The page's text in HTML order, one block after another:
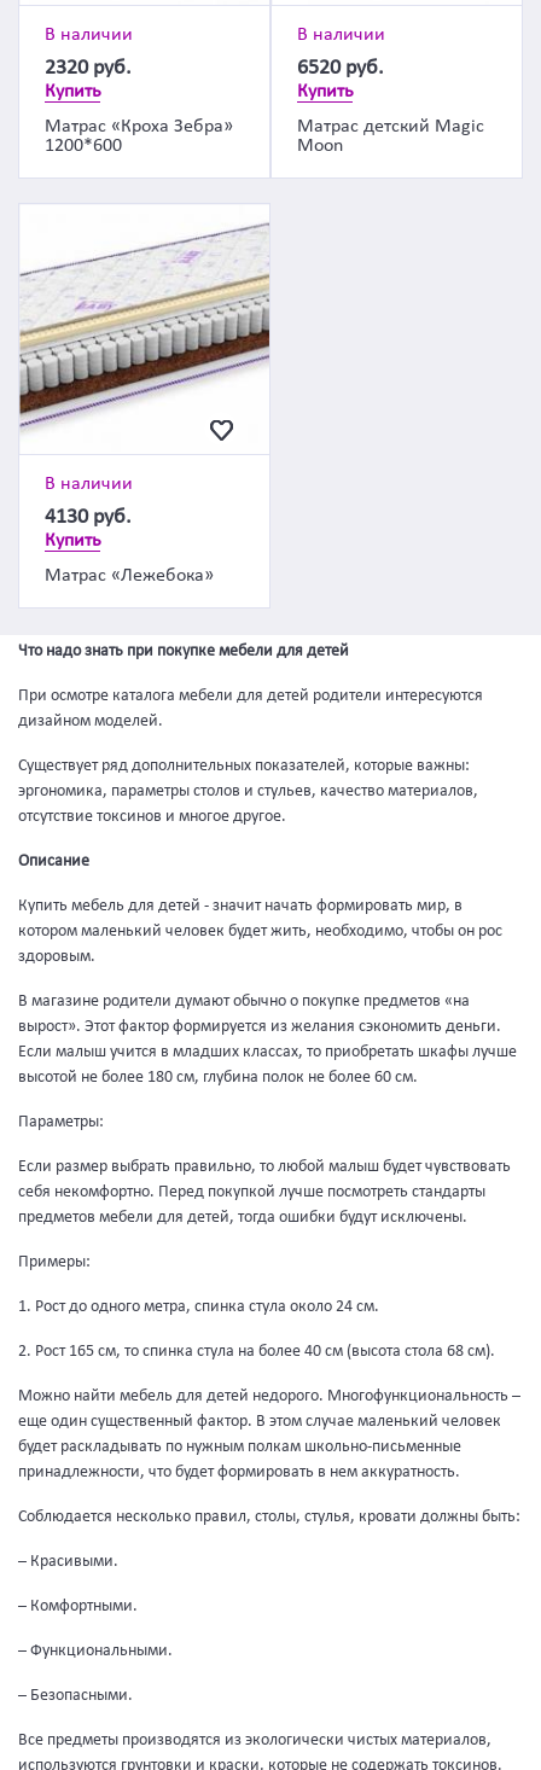
В наличии
2320 руб.
Купить
Матрас «Кроха Зебра»
1200*600
В наличии
6520 руб.
Купить
Матрас детский Magic
Moon
В наличии
4130 руб.
Купить
Матрас «Лежебока»
Что надо знать при покупке мебели для детей
При осмотре каталога мебели для детей родители интересуются
дизайном моделей.
Существует ряд дополнительных показателей, которые важны:
эргономика, параметры столов и стульев, качество материалов,
отсутствие токсинов и многое другое.
Описание
Купить мебель для детей - значит начать формировать мир, в
котором маленький человек будет жить, необходимо, чтобы он рос
здоровым.
В магазине родители думают обычно о покупке предметов «на
вырост». Этот фактор формируется из желания сэкономить деньги.
Если малыш учится в младших классах, то приобретать шкафы лучше
высотой не более 180 см, глубина полок не более 60 см.
Параметры:
Если размер выбрать правильно, то любой малыш будет чувствовать
себя некомфортно. Перед покупкой лучше посмотреть стандарты
предметов мебели для детей, тогда ошибки будут исключены.
Примеры:
1. Рост до одного метра, спинка стула около 24 см.
2. Рост 165 см, то спинка стула на более 40 см (высота стола 68 см).
Можно найти мебель для детей недорого. Многофункциональность –
еще один существенный фактор. В этом случае маленький человек
будет раскладывать по нужным полкам школьно-письменные
принадлежности, что будет формировать в нем аккуратность.
Соблюдается несколько правил, столы, стулья, кровати должны быть:
– Красивыми.
– Комфортными.
– Функциональными.
– Безопасными.
Все предметы производятся из экологически чистых материалов,
используются грунтовки и краски, которые не содержать токсинов.